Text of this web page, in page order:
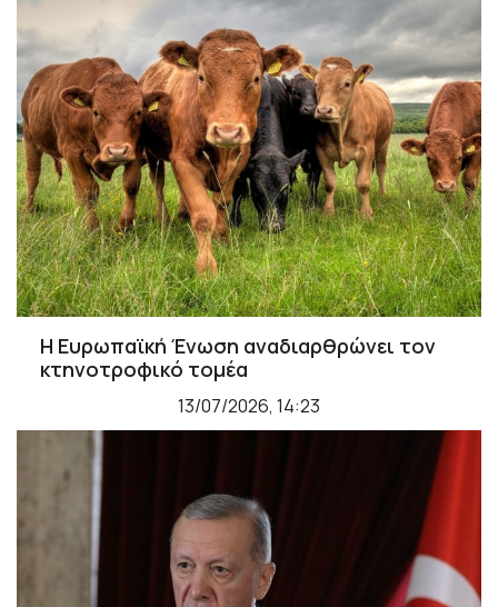
Η Ευρωπαϊκή Ένωση αναδιαρθρώνει τον
κτηνοτροφικό τομέα
13/07/2026, 14:23